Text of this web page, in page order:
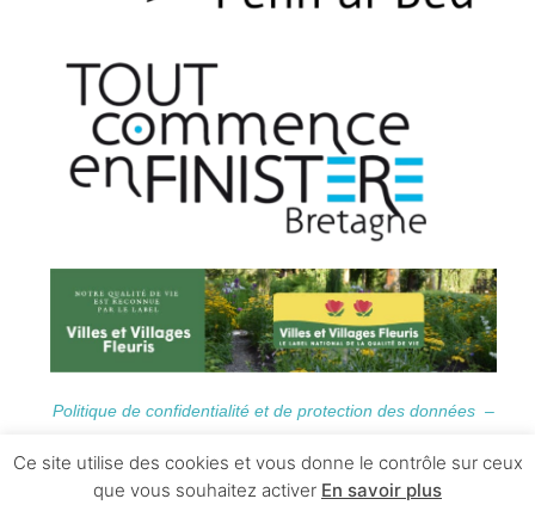
Politique de confidentialité et de protection des données –
Informations Légales
Ce site utilise des cookies et vous donne le contrôle sur ceux
que vous souhaitez activer En savoir plus